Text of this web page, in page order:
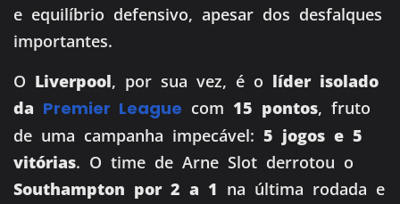
e equilíbrio defensivo, apesar dos desfalques
importantes.
O Liverpool, por sua vez, é o líder isolado
da Premier League com 15 pontos, fruto
de uma campanha impecável: 5 jogos e 5
vitórias. O time de Arne Slot derrotou o
Southampton por 2 a 1 na última rodada e